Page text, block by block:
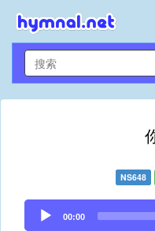
NS648
Audio
Player
00:00